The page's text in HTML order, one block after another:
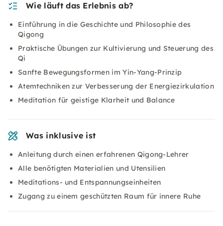
Wie läuft das Erlebnis ab?
Einführung in die Geschichte und Philosophie des
Qigong
Praktische Übungen zur Kultivierung und Steuerung des
Qi
Sanfte Bewegungsformen im Yin-Yang-Prinzip
Atemtechniken zur Verbesserung der Energiezirkulation
Meditation für geistige Klarheit und Balance
Was inklusive ist
Anleitung durch einen erfahrenen Qigong-Lehrer
Alle benötigten Materialien und Utensilien
Meditations- und Entspannungseinheiten
Zugang zu einem geschützten Raum für innere Ruhe